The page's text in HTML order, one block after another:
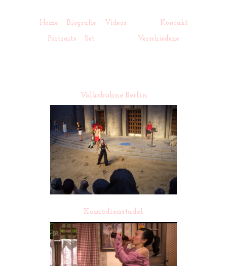
Home Biografie Videos Kontakt
Portraits Set Verschiedene
Volksbühne Berlin
Komödienstadel